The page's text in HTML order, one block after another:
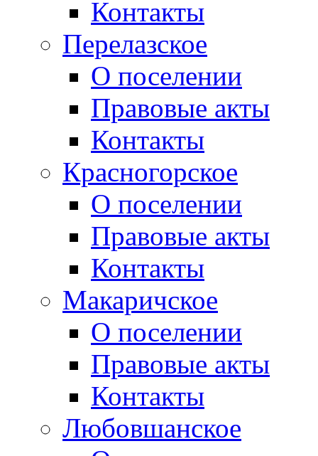
Контакты
Перелазское
О поселении
Правовые акты
Контакты
Красногорское
О поселении
Правовые акты
Контакты
Макаричское
О поселении
Правовые акты
Контакты
Любовшанское